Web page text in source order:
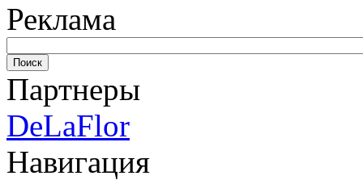
Реклама
Партнеры
DeLaFlor
Навигация